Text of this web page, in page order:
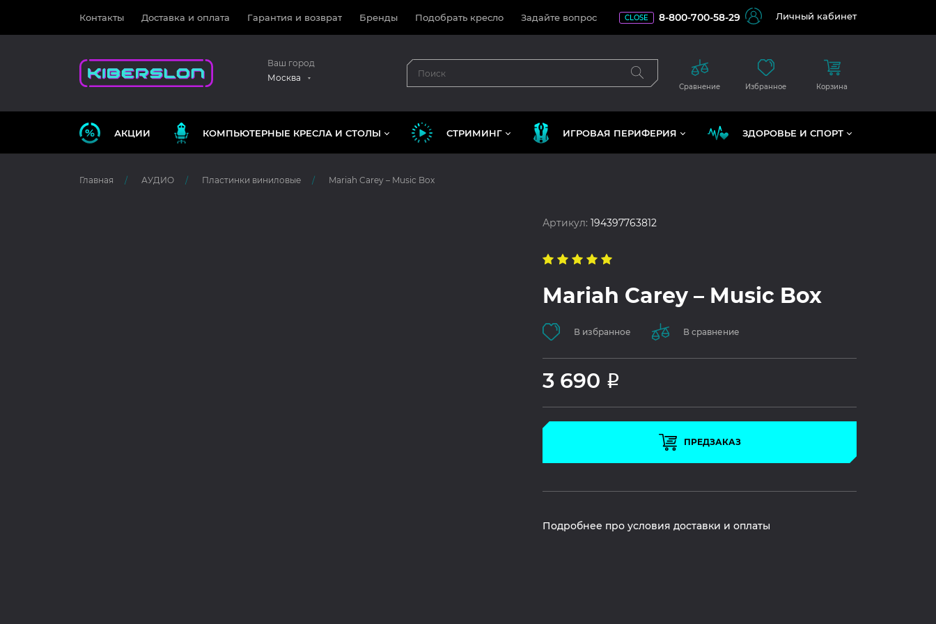
Контакты Доставка и оплата Гарантия и возврат Бренды Подобрать кресло Задайте вопрос CLOSE 8-800-700-58-29 Личный кабинет
Ваш город
Москва
Сравнение Избранное Корзина
АКЦИИ КОМПЬЮТЕРНЫЕ КРЕСЛА И СТОЛЫ СТРИМИНГ ИГРОВАЯ ПЕРИФЕРИЯ ЗДОРОВЬЕ И СПОРТ
Главная АУДИО Пластинки виниловые Mariah Carey – Music Box
Артикул:194397763812
Mariah Carey – Music Box
В избранное В сравнение
3 690 Р
ПРЕДЗАКАЗ
Подробнее про условия доставки и оплаты